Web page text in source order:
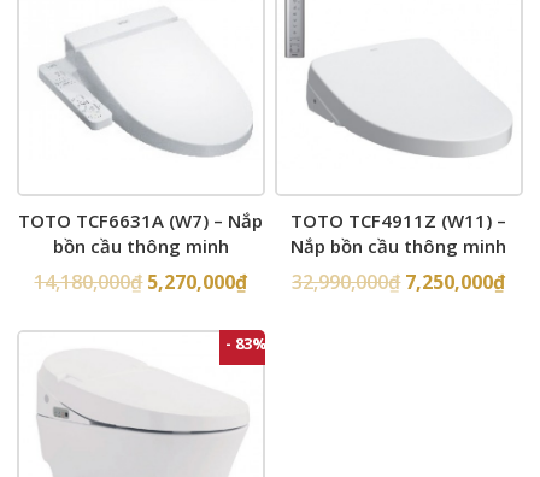
TOTO TCF6631A (W7) – Nắp
bồn cầu thông minh
14,180,000₫ 5,270,000₫
TOTO TCF4911Z (W11) –
Nắp bồn cầu thông minh
32,990,000₫ 7,250,000₫
- 83%